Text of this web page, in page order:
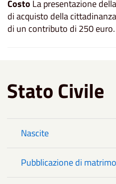
Costo La presentazione
di acquisto della
di un contributo di 250 euro.
Stato Civile
Nascite
Pubblicazione di